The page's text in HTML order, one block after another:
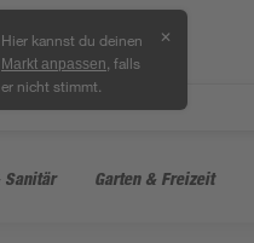
Hier kannst du deinen
Markt anpassen , falls
er nicht stimmt.
✕
Sanitär Garten & Freizeit